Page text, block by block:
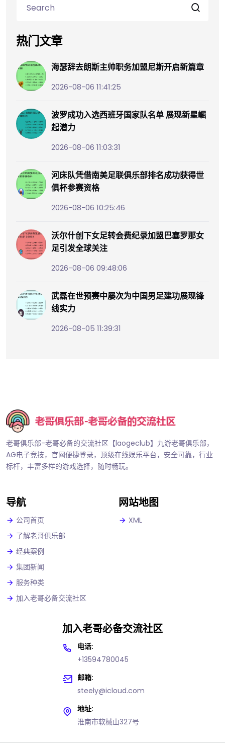
热门文章
海瑟辞去朗斯主帅职务加盟尼斯开启新篇章
2026-08-06 11:41:25
波罗成功入选西班牙国家队名单 展现新星崛
起潜力
2026-08-06 11:03:31
河床队凭借南美足联俱乐部排名成功获得世
俱杯参赛资格
2026-08-06 10:25:46
沃尔什创下女足转会费纪录加盟巴塞罗那女
足引发全球关注
2026-08-06 09:48:06
武磊在世预赛中屡次为中国男足建功展现锋
线实力
2026-08-05 11:39:31
老哥俱乐部-老哥必备的交流社区【laogeclub】九游老哥俱乐部，
AG电子竞技，官网便捷登录，顶级在线娱乐平台，安全可靠，行业
标杆，丰富多样的游戏选择，随时畅玩。
导航
公司首页
了解老哥俱乐部
经典案例
集团新闻
服务种类
加入老哥必备交流社区
网站地图
XML
加入老哥必备交流社区
电话:
+13594780045
邮箱:
steely@icloud.com
地址:
淮南市软械山327号